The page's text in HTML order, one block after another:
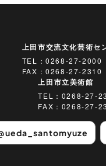
上田市交流文化芸術セ
TEL：0268-27-2000
FAX：0268-27-2310
上田市立美術館
TEL： 0268-27-
FAX：0268-27-